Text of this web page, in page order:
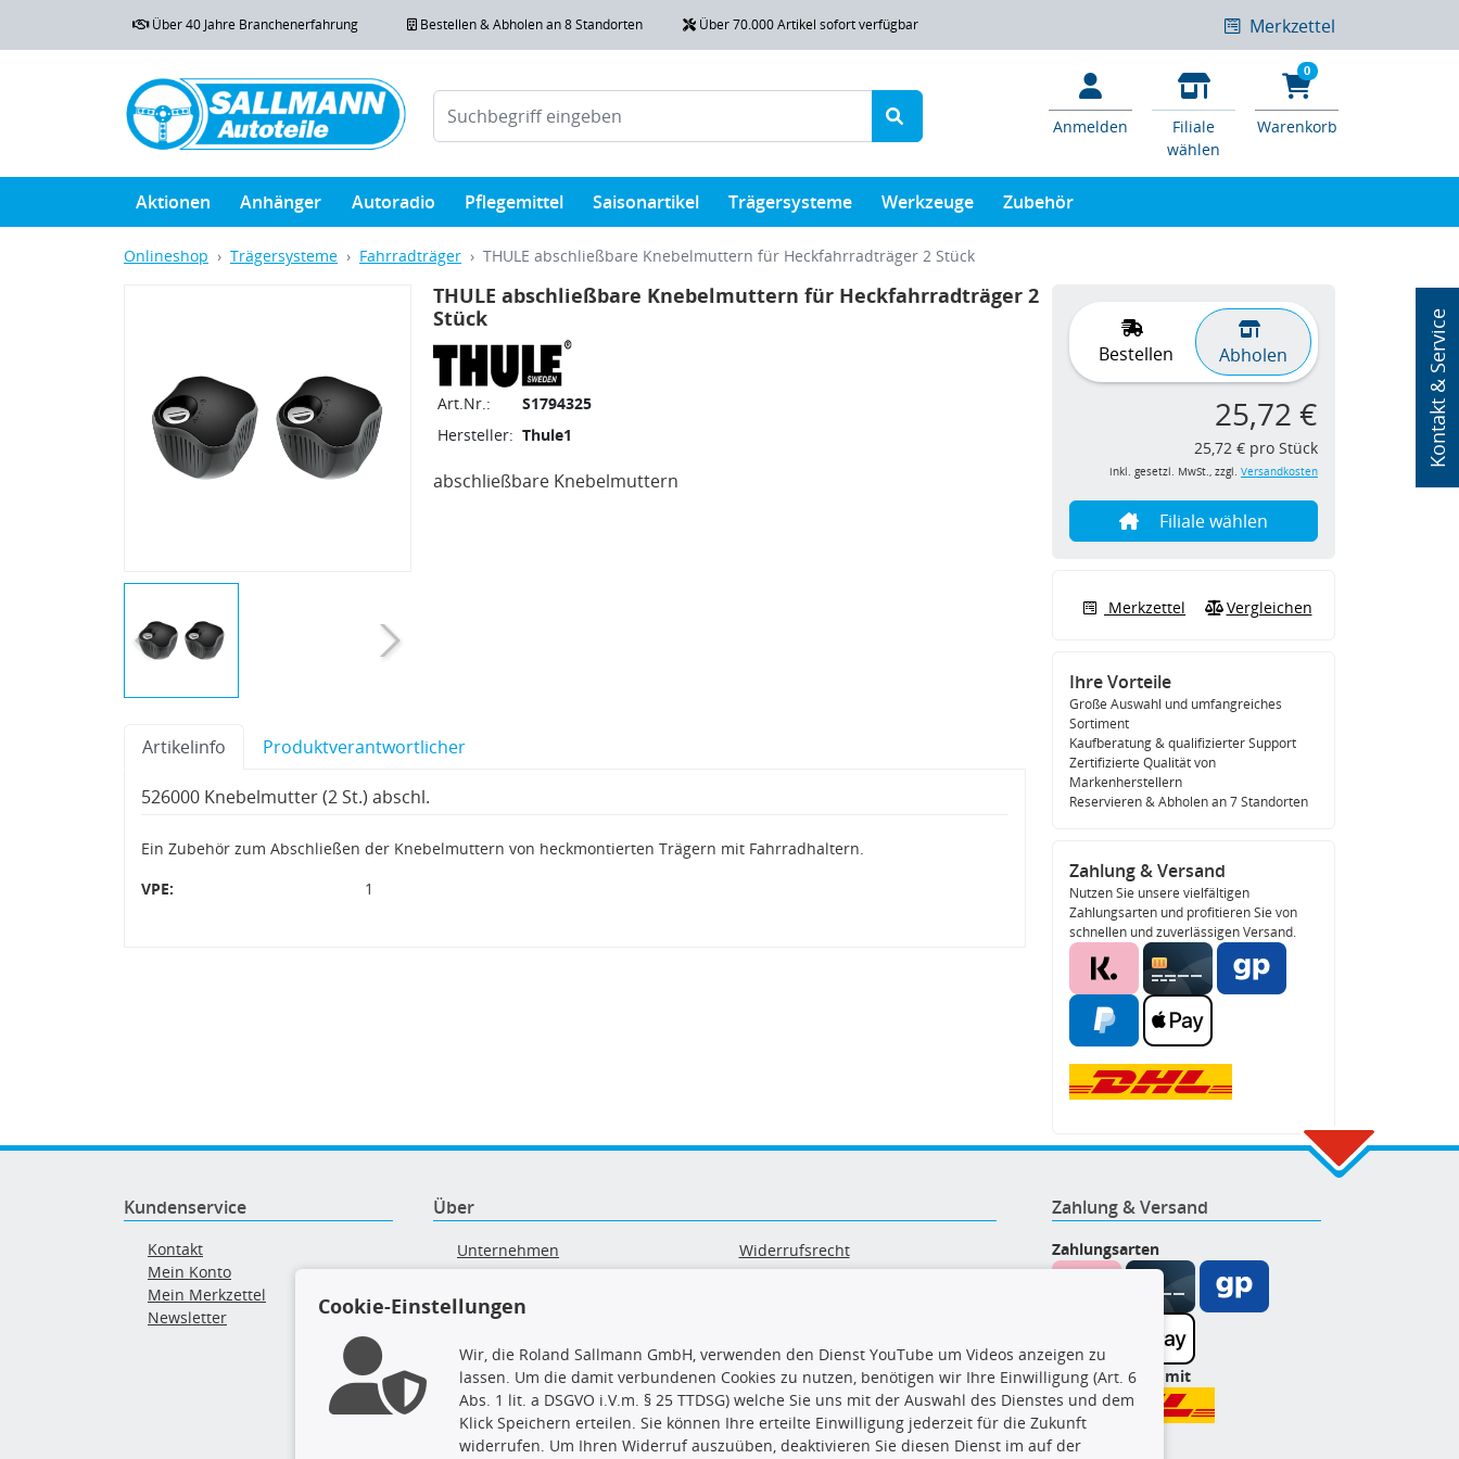
Kontakt & Service
Über 40 Jahre Branchenerfahrung Bestellen & Abholen an 8 Standorten Über 70.000 Artikel sofort verfügbar Merkzettel
Anmelden
Filiale
wählen
0
Warenkorb
Aktionen Anhänger Autoradio Pflegemittel Saisonartikel Trägersysteme Werkzeuge Zubehör
Onlineshop Trägersysteme Fahrradträger THULE abschließbare Knebelmuttern für Heckfahrradträger 2 Stück
THULE abschließbare Knebelmuttern für Heckfahrradträger 2
Stück
Art.Nr.:
S1794325
Hersteller: Thule1
abschließbare Knebelmuttern
Artikelinfo Produktverantwortlicher
526000 Knebelmutter (2 St.) abschl.
Ein Zubehör zum Abschließen der Knebelmuttern von heckmontierten Trägern mit Fahrradhaltern.
VPE:
1
Bestellen Abholen
25,72 €
25,72 € pro Stück
inkl. gesetzl. MwSt., zzgl. Versandkosten
Filiale wählen
Merkzettel Vergleichen
Ihre Vorteile
Große Auswahl und umfangreiches
Sortiment
Kaufberatung & qualifizierter Support
Zertifizierte Qualität von
Markenherstellern
Reservieren & Abholen an 7 Standorten
Zahlung & Versand
Nutzen Sie unsere vielfältigen
Zahlungsarten und profitieren Sie von
schnellen und zuverlässigen Versand.
Kundenservice
Kontakt
Mein Konto
Mein Merkzettel
Newsletter
Über
Unternehmen
AGB
Versand & Zahlung
Altgeräte-/ Batterieentsorgung
Widerrufsrecht
Widerrufsformular
Barrierefreiheitserklärung
Zahlung & Versand
Zahlungsarten
Wir versenden mit
Cookie-Einstellungen
Wir, die Roland Sallmann GmbH, verwenden den Dienst YouTube um Videos anzeigen zu
lassen. Um die damit verbundenen Cookies zu nutzen, benötigen wir Ihre Einwilligung (Art. 6
Abs. 1 lit. a DSGVO i.V.m. § 25 TTDSG) welche Sie uns mit der Auswahl des Dienstes und dem
Klick Speichern erteilen. Sie können Ihre erteilte Einwilligung jederzeit für die Zukunft
widerrufen. Um Ihren Widerruf auszuüben, deaktivieren Sie diesen Dienst im auf der